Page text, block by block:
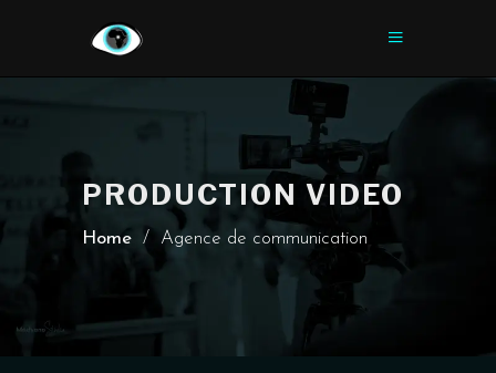
PRODUCTION VIDEO
Home / Agence de communication